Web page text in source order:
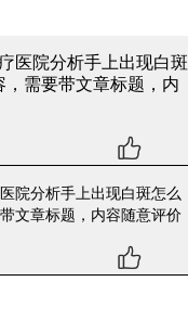
医院分析手上出现白斑
，需要带文章标题，内
院分析手上出现白斑怎么
文章标题，内容随意评价